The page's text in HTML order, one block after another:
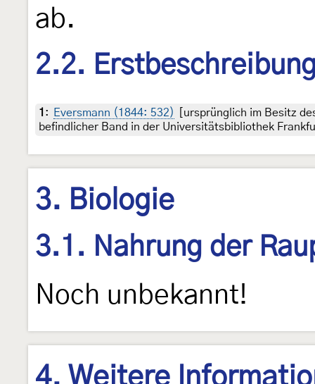
ab.
2.2.
1 : Eversmann (1844: 532)
[ursprünglich im Besitz
befindlicher Band in der Universitätsbibliothek
3. Biologie
3.1. Nahrung der
Noch unbekannt!
4. Weitere